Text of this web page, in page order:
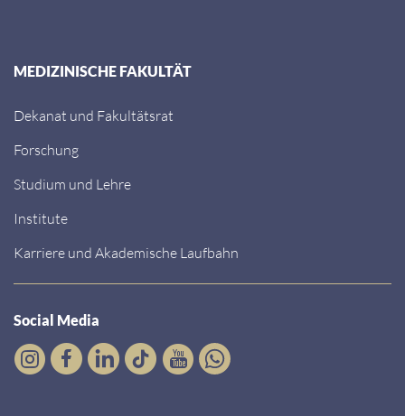
MEDIZINISCHE FAKULTÄT
Dekanat und Fakultätsrat
Forschung
Studium und Lehre
Institute
Karriere und Akademische Laufbahn
Social Media